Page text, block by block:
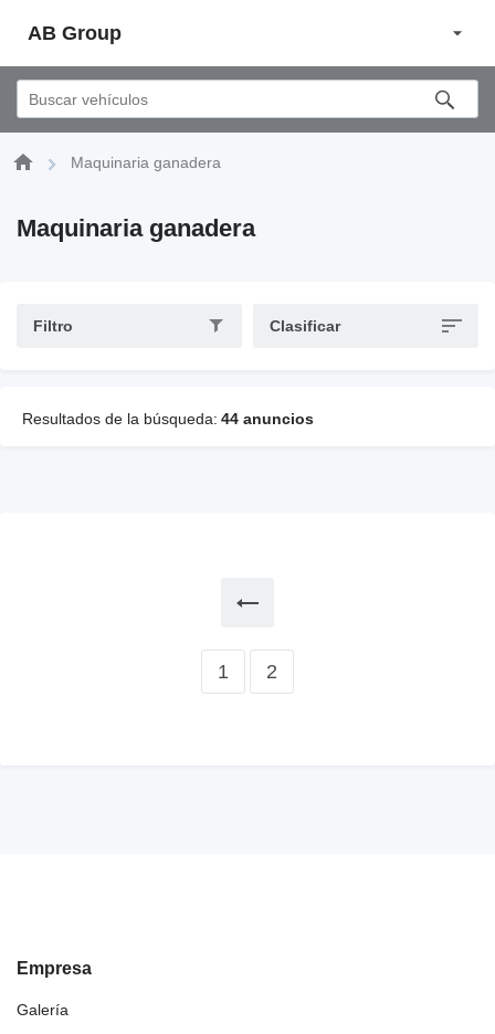
AB Group
Maquinaria ganadera
Maquinaria ganadera
Filtro Clasificar
Resultados de la búsqueda: 44 anuncios
1 2
Empresa
Galería